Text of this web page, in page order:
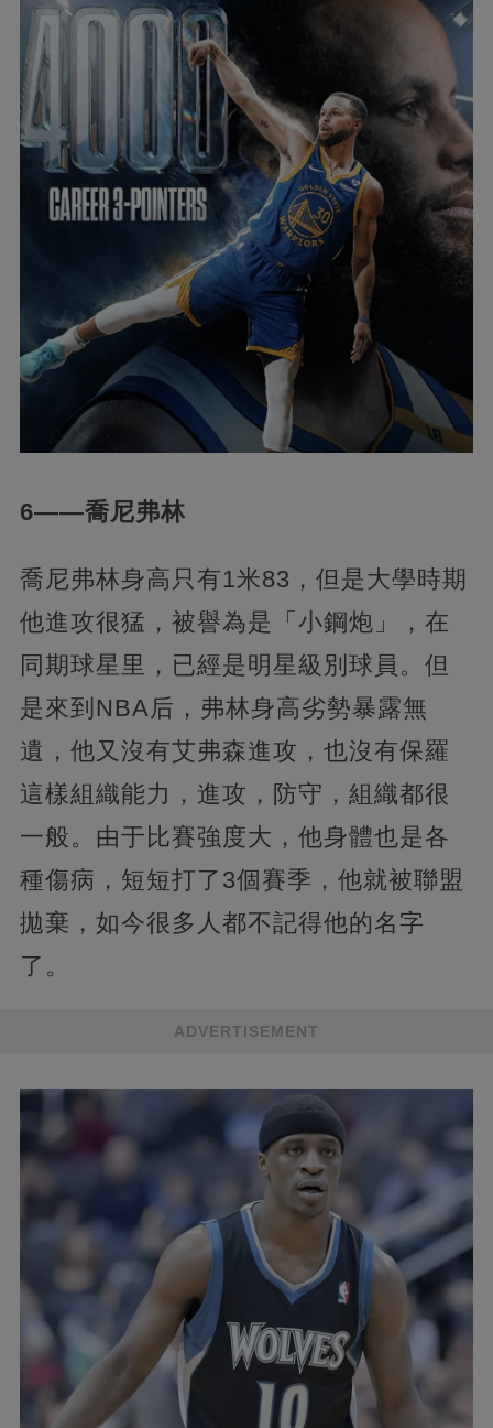
6——喬尼弗林
喬尼弗林身高只有1米83，但是大學時期
他進攻很猛，被譽為是「小鋼炮」，在
同期球星里，已經是明星級別球員。但
是來到NBA后，弗林身高劣勢暴露無
遺，他又沒有艾弗森進攻，也沒有保羅
這樣組織能力，進攻，防守，組織都很
一般。由于比賽強度大，他身體也是各
種傷病，短短打了3個賽季，他就被聯盟
拋棄，如今很多人都不記得他的名字
了。
ADVERTISEMENT